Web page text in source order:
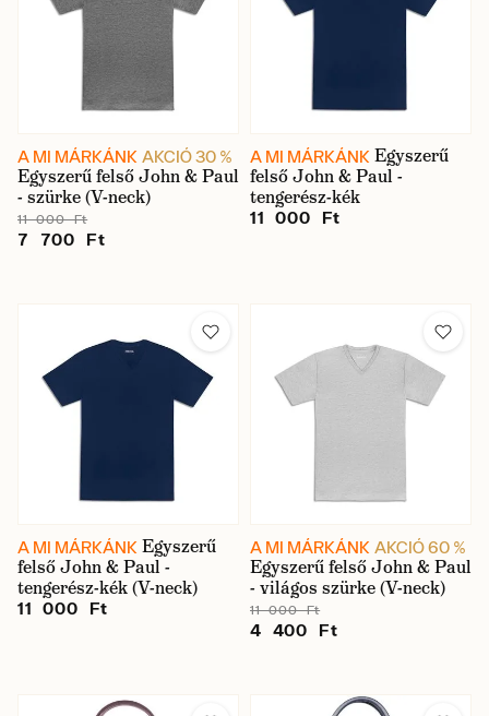
A MI MÁRKÁNK AKCIÓ 30 %
Egyszerű felső John & Paul
- szürke (V-neck)
11 000 Ft
7 700 Ft
A MI MÁRKÁNK Egyszerű
felső John & Paul -
tengerész-kék
11 000 Ft
A MI MÁRKÁNK Egyszerű
felső John & Paul -
tengerész-kék (V-neck)
11 000 Ft
A MI MÁRKÁNK AKCIÓ 60 %
Egyszerű felső John & Paul
- világos szürke (V-neck)
11 000 Ft
4 400 Ft